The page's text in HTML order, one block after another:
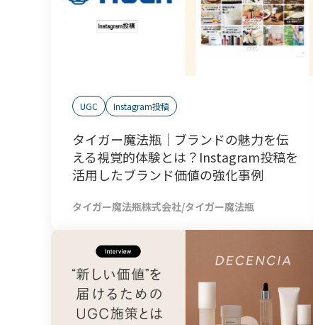
UGC Instagram投稿
タイガー魔法瓶｜ブランドの魅力を伝
える視覚的体験とは？Instagram投稿を
活用したブランド価値の強化事例
タイガー魔法瓶株式会社/タイガー魔法瓶